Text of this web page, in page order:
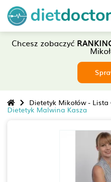
Chcesz zobaczyć
Dietetyk Mikołów -
Dietetyk Malwina Kasza